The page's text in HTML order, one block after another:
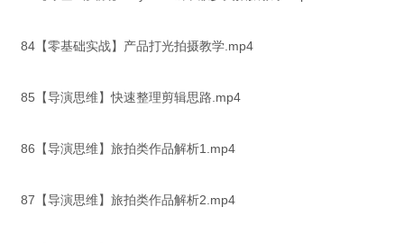
84【零基础实战】产品打光拍摄教学.mp4
85【导演思维】快速整理剪辑思路.mp4
86【导演思维】旅拍类作品解析1.mp4
87【导演思维】旅拍类作品解析2.mp4